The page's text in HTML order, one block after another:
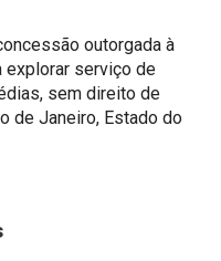
outorgada à
explorar serviço de
sem direito de
de Janeiro, Estado do